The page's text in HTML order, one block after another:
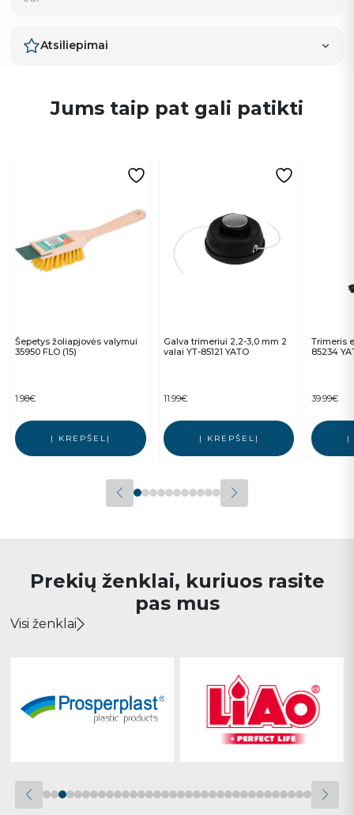
Atsiliepimai
Jums taip pat gali patikti
Šepetys žoliapjovės valymui
35950 FLO (15)
1.98€
Į KREPŠELĮ
Galva trimeriui 2,2-3,0 mm 2
valai YT-85121 YATO
11.99€
Į KREPŠELĮ
Trimeris
85234
39.99€
Į
Prekių ženklai, kuriuos rasite
pas mus
Visi ženklai